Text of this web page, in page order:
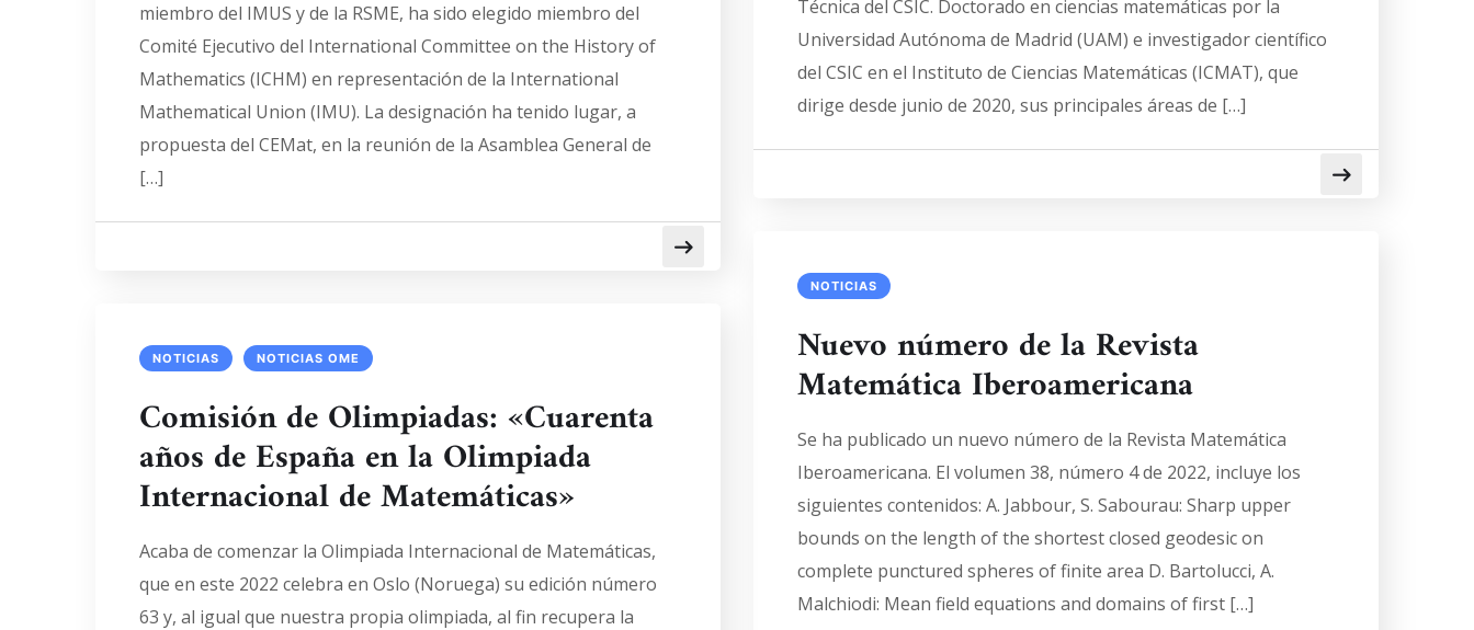
miembro del IMUS y de la RSME, ha sido elegido miembro del
Comité Ejecutivo del International Committee on the History of
Mathematics (ICHM) en representación de la International
Mathematical Union (IMU). La designación ha tenido lugar, a
propuesta del CEMat, en la reunión de la Asamblea General de
[…]
Técnica del CSIC. Doctorado en ciencias matemáticas por la
Universidad Autónoma de Madrid (UAM) e investigador científico
del CSIC en el Instituto de Ciencias Matemáticas (ICMAT), que
dirige desde junio de 2020, sus principales áreas de […]
NOTICIAS
Nuevo número de la Revista
Matemática Iberoamericana
Se ha publicado un nuevo número de la Revista Matemática
Iberoamericana. El volumen 38, número 4 de 2022, incluye los
siguientes contenidos: A. Jabbour, S. Sabourau: Sharp upper
bounds on the length of the shortest closed geodesic on
complete punctured spheres of finite area D. Bartolucci, A.
Malchiodi: Mean field equations and domains of first […]
NOTICIAS NOTICIAS OME
Comisión de Olimpiadas: «Cuarenta
años de España en la Olimpiada
Internacional de Matemáticas»
Acaba de comenzar la Olimpiada Internacional de Matemáticas,
que en este 2022 celebra en Oslo (Noruega) su edición número
63 y, al igual que nuestra propia olimpiada, al fin recupera la